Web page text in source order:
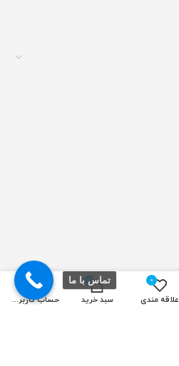
0
علاقه مندی
0
سبد خرید حساب کاربری من
تماس با ما